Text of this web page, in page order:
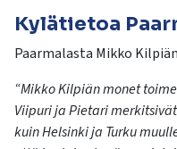
Kylätietoa
Paarmalasta Mikko
“Mikko Kilpiän monet
Viipuri ja Pietari
kuin Helsinki ja Turku